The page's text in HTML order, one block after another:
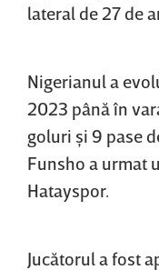
lateral de 27 de
Nigerianul a
2023 până în
goluri şi 9 pase
Funsho a urmat
Hatayspor.
Jucătorul a fost